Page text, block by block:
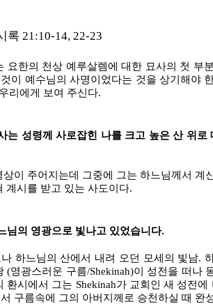
록 21:10-14, 22-23
요한의 천상 예루살렘에 대한 묘사의 첫 부
이 예수님의 사명이었다는 것을 상기해야
리에게 보여 주신다.
는 성령께 사로잡힌 나를 크고 높은 산 위
상이 주어지는데 그중에 그는 하느님께서
계시를 받고 있는 사도이다.
님의 영광으로 빛나고 있었습니다.
하느님의 산에서 내려 오던 모세의 빛남.
(영광스러운 구름/Shekinah)이 성전을 떠나
환시에서 그는 Shekinah가 교회인 새 성전
구름속에 그의 아버지께로 승천하실 때 완